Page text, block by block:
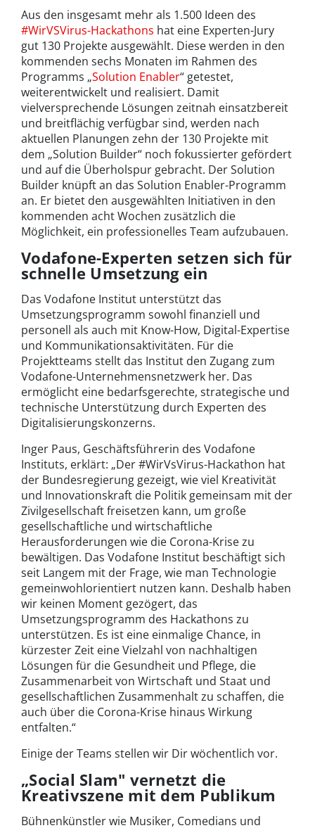
Aus den insgesamt mehr als 1.500 Ideen des
#WirVSVirus-Hackathons hat eine Experten-Jury
gut 130 Projekte ausgewählt. Diese werden in den
kommenden sechs Monaten im Rahmen des
Programms „Solution Enabler“ getestet,
weiterentwickelt und realisiert. Damit
vielversprechende Lösungen zeitnah einsatzbereit
und breitflächig verfügbar sind, werden nach
aktuellen Planungen zehn der 130 Projekte mit
dem „Solution Builder“ noch fokussierter gefördert
und auf die Überholspur gebracht. Der Solution
Builder knüpft an das Solution Enabler-Programm
an. Er bietet den ausgewählten Initiativen in den
kommenden acht Wochen zusätzlich die
Möglichkeit, ein professionelles Team aufzubauen.
Vodafone-Experten setzen sich für
schnelle Umsetzung ein
Das Vodafone Institut unterstützt das
Umsetzungsprogramm sowohl finanziell und
personell als auch mit Know-How, Digital-Expertise
und Kommunikationsaktivitäten. Für die
Projektteams stellt das Institut den Zugang zum
Vodafone-Unternehmensnetzwerk her. Das
ermöglicht eine bedarfsgerechte, strategische und
technische Unterstützung durch Experten des
Digitalisierungskonzerns.
Inger Paus, Geschäftsführerin des Vodafone
Instituts, erklärt: „Der #WirVsVirus-Hackathon hat
der Bundesregierung gezeigt, wie viel Kreativität
und Innovationskraft die Politik gemeinsam mit der
Zivilgesellschaft freisetzen kann, um große
gesellschaftliche und wirtschaftliche
Herausforderungen wie die Corona-Krise zu
bewältigen. Das Vodafone Institut beschäftigt sich
seit Langem mit der Frage, wie man Technologie
gemeinwohlorientiert nutzen kann. Deshalb haben
wir keinen Moment gezögert, das
Umsetzungsprogramm des Hackathons zu
unterstützen. Es ist eine einmalige Chance, in
kürzester Zeit eine Vielzahl von nachhaltigen
Lösungen für die Gesundheit und Pflege, die
Zusammenarbeit von Wirtschaft und Staat und
gesellschaftlichen Zusammenhalt zu schaffen, die
auch über die Corona-Krise hinaus Wirkung
entfalten.“
Einige der Teams stellen wir Dir wöchentlich vor.
„Social Slam" vernetzt die
Kreativszene mit dem Publikum
Bühnenkünstler wie Musiker, Comedians und